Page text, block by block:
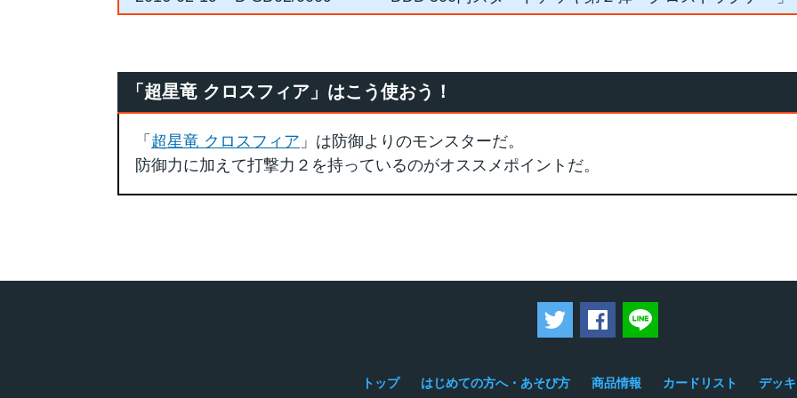
「超星竜 クロスフィア」はこう使おう！
「 超星竜 クロスフィア 」は防御よりのモンスターだ。
防御力に加えて打撃力２を持っているのがオススメポイントだ。
ツイートするFacebookでシェアする
トップ はじめての方へ・あそび方 商品情報 カードリスト デッ